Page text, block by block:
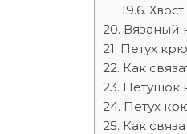
Хвост
Вязаный
Петух
Как
Петушок
Петух
Как